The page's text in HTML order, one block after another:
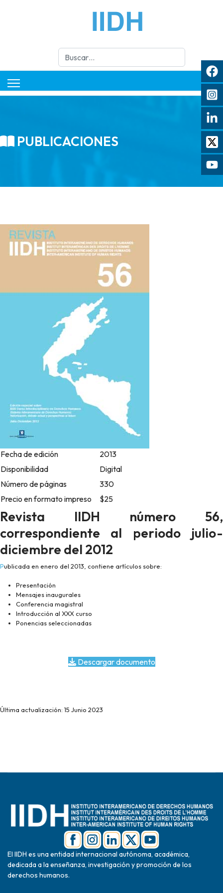
Buscar
PUBLICACIONES
Fecha de edición
2013
Disponibilidad
Digital
Número de páginas
330
Precio en formato impreso
$25
Revista IIDH número 56,
correspondiente al periodo julio-
diciembre del 2012
Publicada en enero del 2013, contiene artículos sobre:
Presentación
Mensajes inaugurales
Conferencia magistral
Introducción al XXX curso
Ponencias seleccionadas
Descargar documento
Última actualización: 15 Junio 2023
El IIDH es una entidad internacional autónoma, académica,
dedicada a la enseñanza, investigación y promoción de los
derechos humanos.